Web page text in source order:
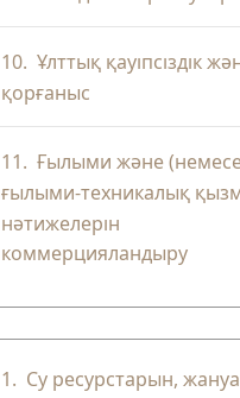
10.Ұлттық қауіпсіздік
қорғаныс
11.Ғылыми және
ғылыми-техникалық
нәтижелерін
коммерцияландыру
1. Су ресурстарын,